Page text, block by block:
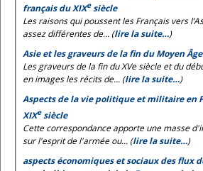
français du XIXesiècle
Les raisons qui poussent les Français vers
assez différentes de... (lire la suite…)
Les graveurs de la fin du XVe siècle et du
en images les récits de... (lire la suite…)
Aspects de la vie politique et militaire en
XIXesiècle
Cette correspondance apporte une masse
sur l'esprit de l'armée ou... (lire la suite…)
aspects économiques et sociaux des flux